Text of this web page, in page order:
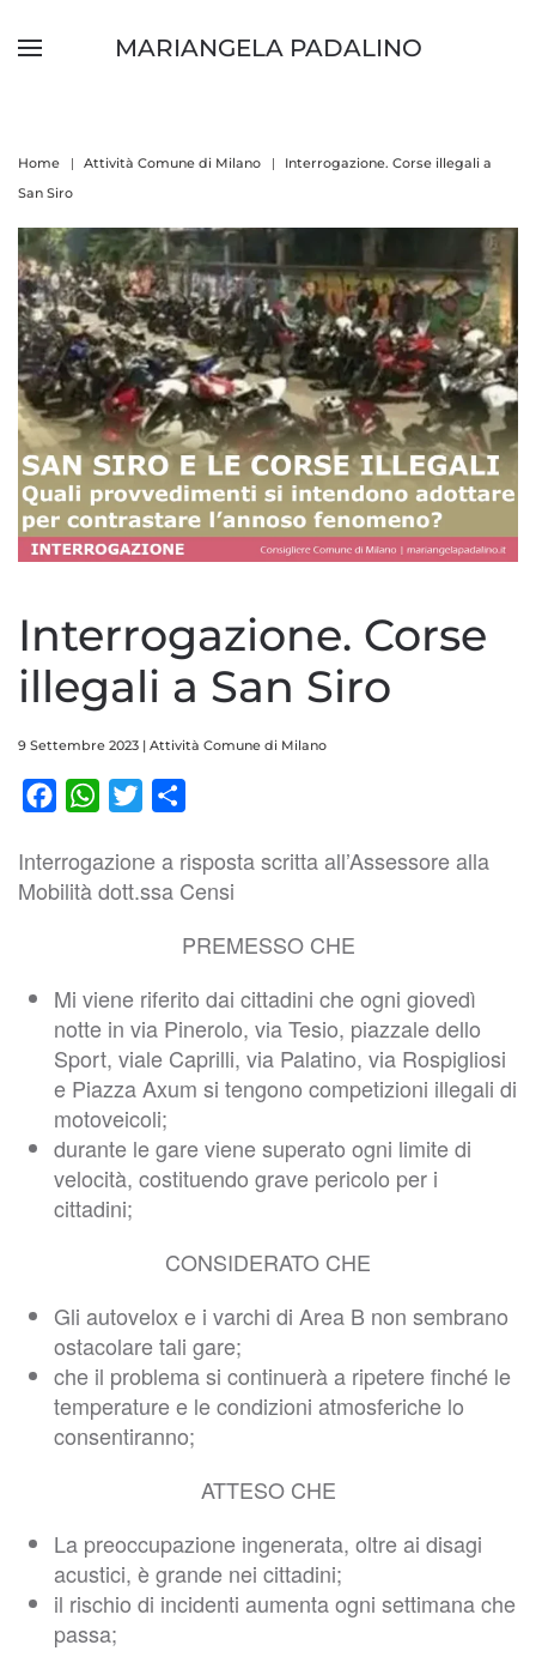
Skip to main content
MARIANGELA PADALINO
Home Attività Comune di Milano
Interrogazione. Corse illegali a
San Siro
Interrogazione. Corse
illegali a San Siro
9 Settembre 2023 | Attività Comune di Milano
FacebookWhatsApp
Twitter
Interrogazione a risposta scritta all’Assessore alla
Mobilità dott.ssa Censi
PREMESSO CHE
Mi viene riferito dai cittadini che ogni giovedì
notte in via Pinerolo, via Tesio, piazzale dello
Sport, viale Caprilli, via Palatino, via Rospigliosi
e Piazza Axum si tengono competizioni illegali di
motoveicoli;
durante le gare viene superato ogni limite di
velocità, costituendo grave pericolo per i
cittadini;
CONSIDERATO CHE
Gli autovelox e i varchi di Area B non sembrano
ostacolare tali gare;
che il problema si continuerà a ripetere finché le
temperature e le condizioni atmosferiche lo
consentiranno;
ATTESO CHE
La preoccupazione ingenerata, oltre ai disagi
acustici, è grande nei cittadini;
il rischio di incidenti aumenta ogni settimana che
passa;